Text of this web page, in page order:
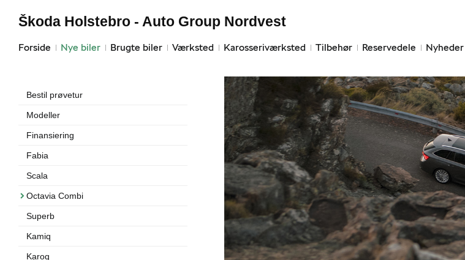
Forside Nye biler Brugte biler Værksted Karosseriværksted Tilbehør Reservedele Nyheder
Škoda Holstebro - Auto Group Nordvest
Bestil prøvetur
Modeller
Finansiering
Fabia
Scala
Octavia Combi
Superb
Kamiq
Karoq